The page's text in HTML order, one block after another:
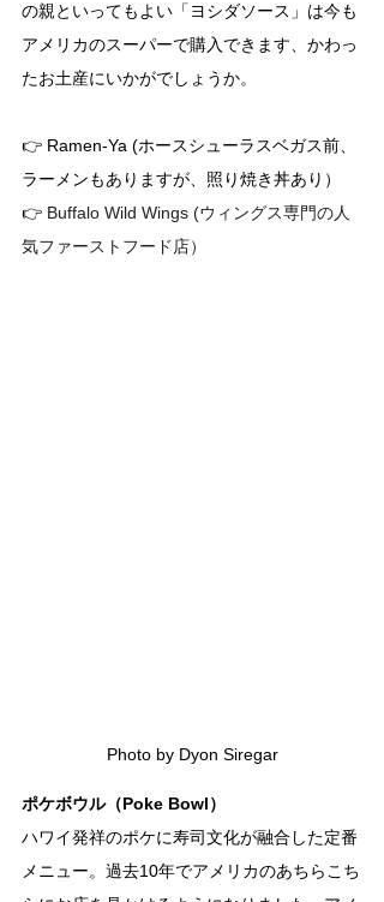
の親といってもよい「ヨシダソース」は今も
アメリカのスーパーで購入できます、かわっ
たお土産にいかがでしょうか。
👉 Ramen-Ya (ホースシューラスベガス前、
ラーメンもありますが、照り焼き丼あり）
👉 Buffalo Wild Wings (ウィングス専門の人
気ファーストフード店）
Photo by Dyon Siregar
ポケボウル（Poke Bowl）
ハワイ発祥のポケに寿司文化が融合した定番
メニュー。過去10年でアメリカのあちらこち